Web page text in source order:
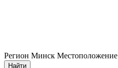
Регион Минск Местоположение